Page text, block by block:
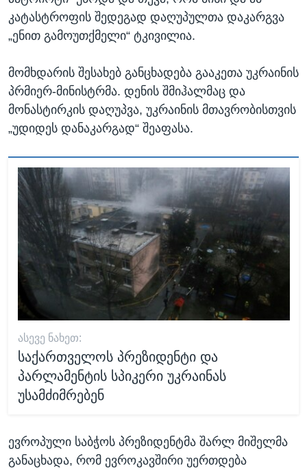
კატასტროფის შედეგად დაღუპულთა დაკარგვა
„ენით გამოუთქმელი“ ტკივილია.
მომხდარის შესახებ განცხადება გააკეთა უკრაინის
პრმიერ-მინისტრმა. დენის შმიჰალმაც და
მონასტირკის დაღუპვა, უკრაინის მთავრობისთვის
„უდიდეს დანაკარგად“ შეაფასა.
ᲐᲡᲔᲕᲔ ᲜᲐᲮᲔᲗ:
საქართველოს პრეზიდენტი და
პარლამენტის სპიკერი უკრაინას
უსამძიმრებენ
ევროპული საბჭოს პრეზიდენტმა შარლ მიშელმა
განაცხადა, რომ ევროკავშირი უერთდება